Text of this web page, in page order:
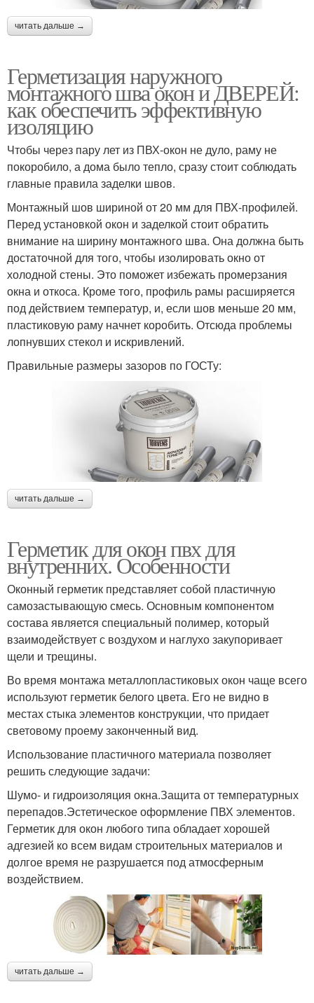
читать дальше →
Герметизация наружного
монтажного шва окон и ДВЕРЕЙ:
как обеспечить эффективную
изоляцию
Чтобы через пару лет из ПВХ-окон не дуло, раму не
покоробило, а дома было тепло, сразу стоит соблюдать
главные правила заделки швов.
Монтажный шов шириной от 20 мм для ПВХ-профилей.
Перед установкой окон и заделкой стоит обратить
внимание на ширину монтажного шва. Она должна быть
достаточной для того, чтобы изолировать окно от
холодной стены. Это поможет избежать промерзания
окна и откоса. Кроме того, профиль рамы расширяется
под действием температур, и, если шов меньше 20 мм,
пластиковую раму начнет коробить. Отсюда проблемы
лопнувших стекол и искривлений.
Правильные размеры зазоров по ГОСТу:
читать дальше →
Герметик для окон пвх для
внутренних. Особенности
Оконный герметик представляет собой пластичную
самозастывающую смесь. Основным компонентом
состава является специальный полимер, который
взаимодействует с воздухом и наглухо закупоривает
щели и трещины.
Во время монтажа металлопластиковых окон чаще всего
используют герметик белого цвета. Его не видно в
местах стыка элементов конструкции, что придает
световому проему законченный вид.
Использование пластичного материала позволяет
решить следующие задачи:
Шумо- и гидроизоляция окна.Защита от температурных
перепадов.Эстетическое оформление ПВХ элементов.
Герметик для окон любого типа обладает хорошей
адгезией ко всем видам строительных материалов и
долгое время не разрушается под атмосферным
воздействием.
читать дальше →